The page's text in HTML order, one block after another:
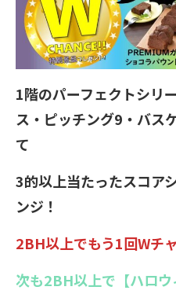
1階のパーフェクトシリ
ス・ピッチング9・バス
て
3的以上当たったスコア
ンジ！
2BH以上でもう1回Wチ
次も2BH以上で【ハロ